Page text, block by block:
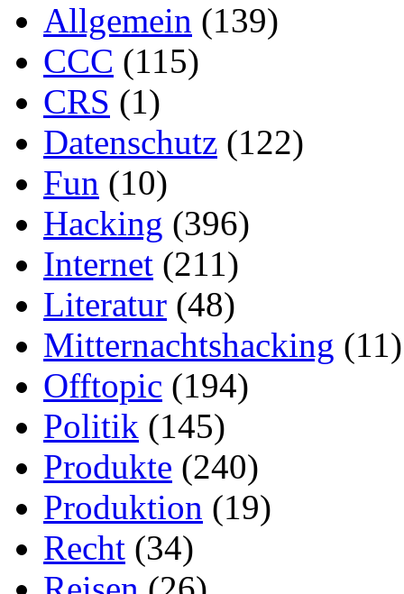
Allgemein (139)
CCC (115)
CRS (1)
Datenschutz (122)
Fun (10)
Hacking (396)
Internet (211)
Literatur (48)
Mitternachtshacking (11)
Offtopic (194)
Politik (145)
Produkte (240)
Produktion (19)
Recht (34)